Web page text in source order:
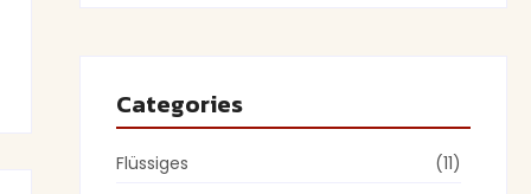
Categories
Flüssiges
(11)